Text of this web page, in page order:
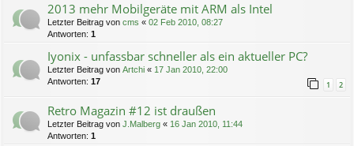
2013 mehr Mobilgeräte mit ARM als Intel
Letzter Beitrag von cms « 02 Feb 2010, 08:27
Antworten: 1
Iyonix - unfassbar schneller als ein aktueller PC?
Letzter Beitrag von Artchi « 17 Jan 2010, 22:00
Antworten: 17 1 2
Retro Magazin #12 ist draußen
Letzter Beitrag von J.Malberg « 16 Jan 2010, 11:44
Antworten: 1